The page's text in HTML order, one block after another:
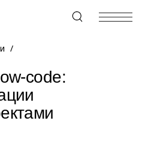
+7 (495) 967-80-80
/
code: